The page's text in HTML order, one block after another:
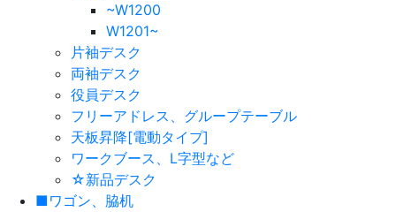
~W1200
W1201~
片袖デスク
両袖デスク
役員デスク
フリーアドレス、グループテーブル
天板昇降[電動タイプ]
ワークブース、L字型など
☆新品デスク
■ワゴン、脇机